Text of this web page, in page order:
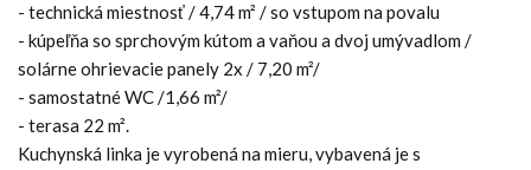
- technická miestnosť / 4,74 m² / so vstupom na povalu
- kúpeľňa so sprchovým kútom a vaňou a dvoj umývadlom /
solárne ohrievacie panely 2x / 7,20 m²/
- samostatné WC /1,66 m²/
- terasa 22 m².
Kuchynská linka je vyrobená na mieru, vybavená je s